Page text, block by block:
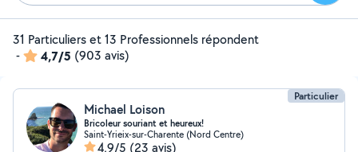
31 Particuliers et 13 Professionnels répondent
-
4,7/5 (903 avis)
Particulier
Michael Loison
Bricoleur souriant et heureux!
Saint-Yrieix-sur-Charente (Nord Centre)
4,9/5 (23 avis)